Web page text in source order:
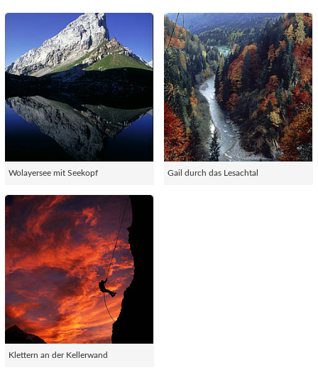
Wolayersee mit Seekopf Gail durch das Lesachtal
Klettern an der Kellerwand